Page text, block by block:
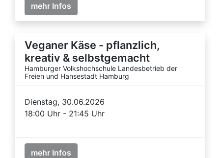
mehr Infos
Veganer Käse - pflanzlich,
kreativ & selbstgemacht
Hamburger Volkshochschule Landesbetrieb der
Freien und Hansestadt Hamburg
Dienstag, 30.06.2026
18:00 Uhr - 21:45 Uhr
mehr Infos